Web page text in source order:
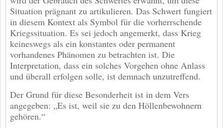
Situation prägnant zu artikulieren. Das Schwert fungiert
in diesem Kontext als Symbol für die vorherrschende
Kriegssituation. Es sei jedoch angemerkt, dass Krieg
keineswegs als ein konstantes oder permanent
vorhandenes Phänomen zu betrachten ist. Die
Interpretation, dass ein solches Vorgehen ohne Anlass
und überall erfolgen solle, ist demnach unzutreffend.
Der Grund für diese Besonderheit ist in dem Vers
angegeben: „Es ist, weil sie zu den Höllenbewohnern
gehören.“